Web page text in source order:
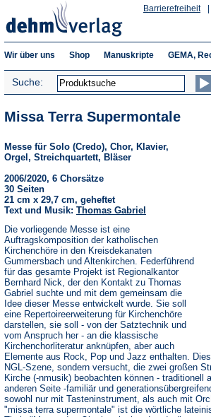
Barrierefreiheit
Wir über uns Shop Manuskripte GEMA,
Suche:
Missa Terra Supermontale
Messe für Solo (Credo), Chor, Klavier,
Orgel, Streichquartett, Bläser
2006/2020, 6 Chorsätze
30 Seiten
21 cm x 29,7 cm, geheftet
Text und Musik: Thomas Gabriel
Die vorliegende Messe ist eine
Auftragskomposition der katholischen
Kirchenchöre in den Kreisdekanaten
Gummersbach und Altenkirchen. Federführend
für das gesamte Projekt ist Regionalkantor
Bernhard Nick, der den Kontakt zu Thomas
Gabriel suchte und mit dem gemeinsam die
Idee dieser Messe entwickelt wurde. Sie soll
eine Repertoireerweiterung für Kirchenchöre
darstellen, sie soll - von der Satztechnik und
vom Anspruch her - an die klassische
Kirchenchorliteratur anknüpfen, aber auch
Elemente aus Rock, Pop und Jazz enthalten.
NGL-Szene, sondern versucht, die zwei großen
Kirche (-nmusik) beobachten können - traditionell
anderen Seite -familiär und
sowohl nur mit Tasteninstrument, als auch mit
"missa terra supermontale" ist die wörtliche